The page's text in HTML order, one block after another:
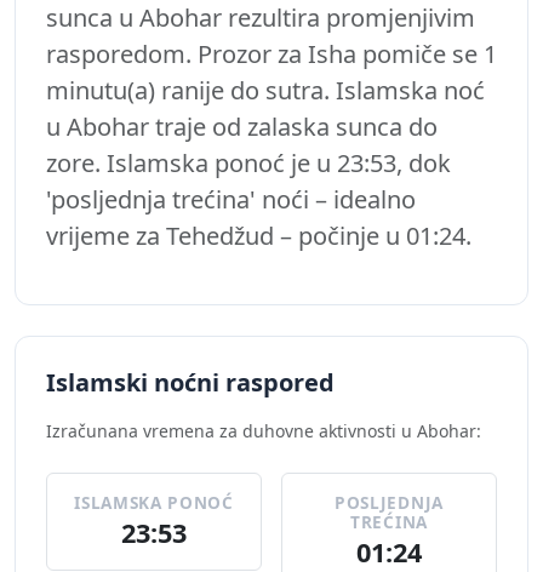
sunca u Abohar rezultira promjenjivim
rasporedom. Prozor za Isha pomiče se 1
minutu(a) ranije do sutra. Islamska noć
u Abohar traje od zalaska sunca do
zore. Islamska ponoć je u 23:53, dok
'posljednja trećina' noći – idealno
vrijeme za Tehedžud – počinje u 01:24.
Islamski noćni raspored
Izračunana vremena za duhovne aktivnosti u Abohar:
ISLAMSKA PONOĆ
23:53
POSLJEDNJA
TREĆINA
01:24